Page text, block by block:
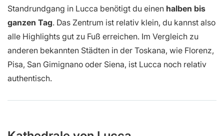
Standrundgang in Lucca benötigt du einen halben bis
ganzen Tag. Das Zentrum ist relativ klein, du kannst also
alle Highlights gut zu Fuß erreichen. Im Vergleich zu
anderen bekannten Städten in der Toskana, wie Florenz,
Pisa, San Gimignano oder Siena, ist Lucca noch relativ
authentisch.